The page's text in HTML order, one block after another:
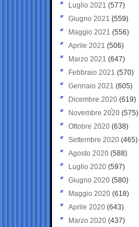
Luglio 2021 (577)
Giugno 2021(559)
Maggio 2021 (556)
Aprile 2021 (506)
Marzo 2021 (647)
Febbraio 2021 (570)
Gennaio 2021 (605)
Dicembre 2020 (619)
Novembre 2020 (575)
Ottobre 2020 (638)
Settembre 2020(465)
Agosto 2020 (588)
Luglio 2020 (597)
Giugno 2020 (580)
Maggio 2020 (618)
Aprile 2020 (643)
Marzo 2020 (437)